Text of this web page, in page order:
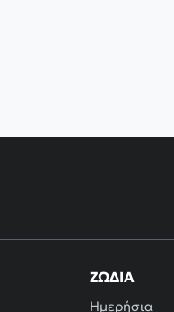
ΖΏΔΙΑ
Ημερήσια